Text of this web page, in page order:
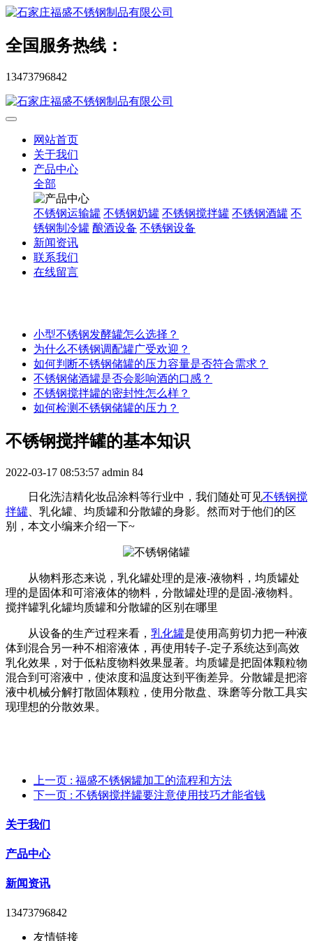
全国服务热线：
13473796842
网站首页
关于我们
产品中心
全部
不锈钢运输罐 不锈钢奶罐 不锈钢搅拌罐 不锈钢酒罐 不
锈钢制冷罐 酿酒设备 不锈钢设备
新闻资讯
联系我们
在线留言
小型不锈钢发酵罐怎么选择？
为什么不锈钢调配罐广受欢迎？
如何判断不锈钢储罐的压力容量是否符合需求？
不锈钢储酒罐是否会影响酒的口感？
不锈钢搅拌罐的密封性怎么样？
如何检测不锈钢储罐的压力？
不锈钢搅拌罐的基本知识
2022-03-17 08:53:57 admin 84
日化洗洁精化妆品涂料等行业中，我们随处可见不锈钢搅
拌罐 、乳化罐、均质罐和分散罐的身影。然而对于他们的区
别，本文小编来介绍一下~
从物料形态来说，乳化罐处理的是液-液物料，均质罐处
理的是固体和可溶液体的物料，分散罐处理的是固-液物料。
搅拌罐乳化罐均质罐和分散罐的区别在哪里
从设备的生产过程来看， 乳化罐是使用高剪切力把一种液
体到混合另一种不相溶液体，再使用转子-定子系统达到高效
乳化效果，对于低粘度物料效果显著。均质罐是把固体颗粒物
混合到可溶液中，使浓度和温度达到平衡差异。分散罐是把溶
液中机械分解打散固体颗粒，使用分散盘、珠磨等分散工具实
现理想的分散效果。
上一页 : 福盛不锈钢罐加工的流程和方法
下一页 : 不锈钢搅拌罐要注意使用技巧才能省钱
关于我们
产品中心
新闻资讯
13473796842
友情链接